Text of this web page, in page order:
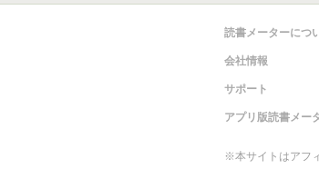
読書メーターにつ
会社情報
サポート
アプリ版読書メー
※本サイトはアフ